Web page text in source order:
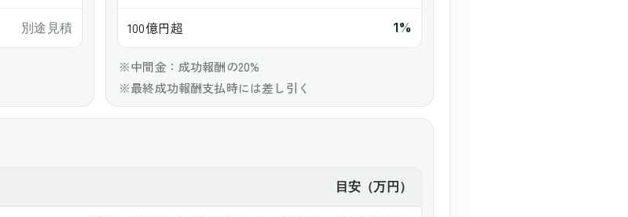
別途見積 100億円超 1%
※中間金：成功報酬の20%
※最終成功報酬支払時には差し引く
目安（万円）